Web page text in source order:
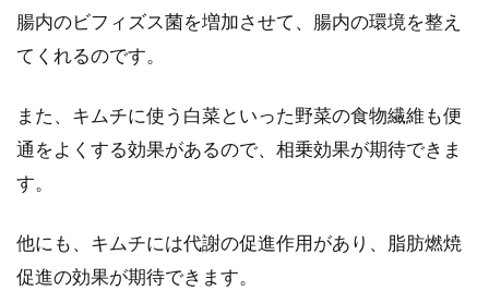
腸内のビフィズス菌を増加させて、腸内の環境を整え
てくれるのです。
また、キムチに使う白菜といった野菜の食物繊維も便
通をよくする効果があるので、相乗効果が期待できま
す。
他にも、キムチには代謝の促進作用があり、脂肪燃焼
促進の効果が期待できます。